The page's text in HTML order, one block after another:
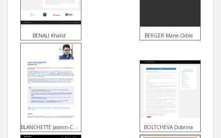
BENALI Khalid BERGER Marie-Odile
BOLTCHEVA Dobrina